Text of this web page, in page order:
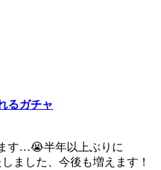
るガチャ
す…😭半年以上ぶりに
ました、今後も増えます！